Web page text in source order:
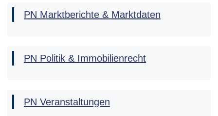
PN Marktberichte & Marktdaten
PN Politik & Immobilienrecht
PN Veranstaltungen